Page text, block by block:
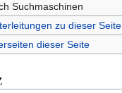
Suchmaschinen
zu dieser Seite
dieser Seite